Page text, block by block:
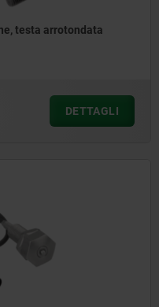
testa arrotondata
DETTAGLI